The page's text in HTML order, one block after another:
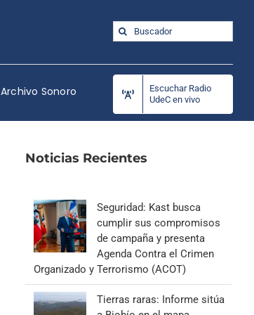
Buscar:
Archivo Sonoro
Escuchar Radio
UdeC en vivo
Noticias Recientes
Seguridad: Kast busca
cumplir sus compromisos
de campaña y presenta
Agenda Contra el Crimen
Organizado y Terrorismo (ACOT)
Tierras raras: Informe sitúa